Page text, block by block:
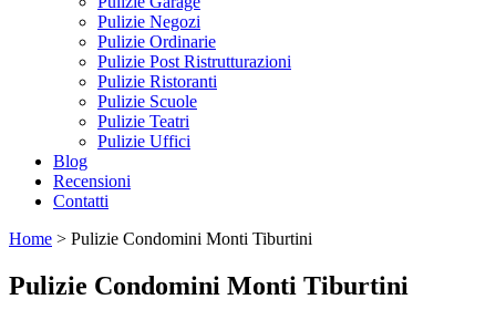
Pulizie Negozi
Pulizie Ordinarie
Pulizie Post Ristrutturazioni
Pulizie Ristoranti
Pulizie Scuole
Pulizie Teatri
Pulizie Uffici
Blog
Recensioni
Contatti
Home > Pulizie Condomini Monti Tiburtini
Pulizie Condomini Monti Tiburtini